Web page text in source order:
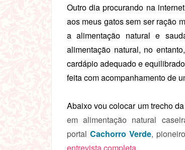
Outro dia procurando na
aos meus gatos sem ser ração
a alimentação natural e
alimentação natural, no
cardápio adequado e
feita com acompanhamento de
Abaixo vou colocar um trecho
em alimentação natural
portal Cachorro Verde,